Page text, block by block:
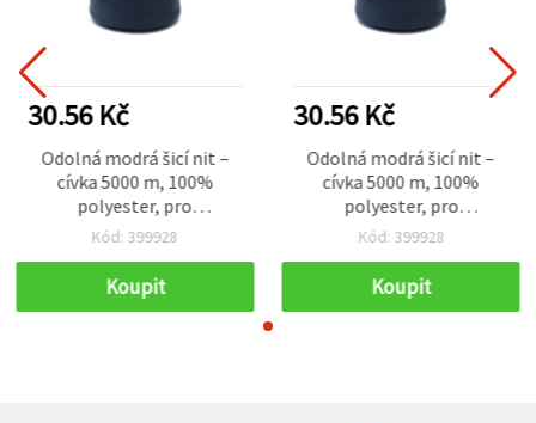
30.56 Kč
Odolná modrá šicí nit –
cívka 5000 m, 100%
polyester, pro
profesionální výsledky
Kód: 399928
Koupit
30.56 Kč
Odolná modrá šicí nit –
cívka 5000 m, 100%
polyester, pro
profesionální výsledky
Kód: 399928
Koupit